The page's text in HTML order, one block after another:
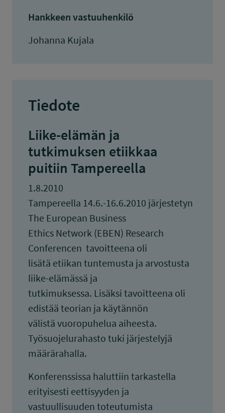
Hankkeen vastuuhenkilö
Johanna Kujala
Tiedote
Liike-elämän ja
tutkimuksen etiikkaa
puitiin Tampereella
1.8.2010
Tampereella 14.6.-16.6.2010 järjestetyn
The European Business
Ethics Network (EBEN) Research
Conferencen tavoitteena oli
lisätä etiikan tuntemusta ja arvostusta
liike-elämässä ja
tutkimuksessa. Lisäksi tavoitteena oli
edistää teorian ja käytännön
välistä vuoropuhelua aiheesta.
Työsuojelurahasto tuki järjestelyjä
määrärahalla.
Konferenssissa haluttiin tarkastella
erityisesti eettisyyden ja
vastuullisuuden toteutumista